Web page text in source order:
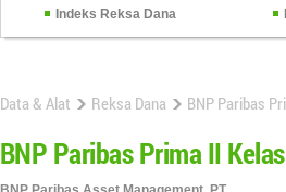
Indeks Reksa Dana
Data & Alat Reksa Dana BNP Paribas
BNP Paribas Prima II